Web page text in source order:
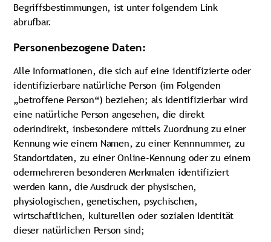
Begriffsbestimmungen, ist unter folgendem Link
abrufbar.
Personenbezogene Daten:
Alle Informationen, die sich auf eine identifizierte oder
identifizierbare natürliche Person (im Folgenden
„betroffene Person“) beziehen; als identifizierbar wird
eine natürliche Person angesehen, die direkt
oderindirekt, insbesondere mittels Zuordnung zu einer
Kennung wie einem Namen, zu einer Kennnummer, zu
Standortdaten, zu einer Online-Kennung oder zu einem
odermehreren besonderen Merkmalen identifiziert
werden kann, die Ausdruck der physischen,
physiologischen, genetischen, psychischen,
wirtschaftlichen, kulturellen oder sozialen Identität
dieser natürlichen Person sind;